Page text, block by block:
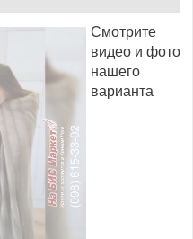
Смотрите
видео и фото
нашего
варианта